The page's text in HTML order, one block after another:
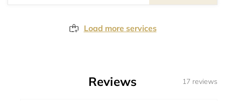
Load more services
Reviews 17 reviews